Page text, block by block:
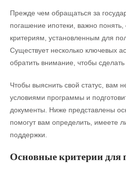
Прежде чем обращаться за
погашение ипотеки, важно понять,
критериям, установленным для
Существует несколько ключевых
обратить внимание, чтобы
Чтобы выяснить свой статус, вам
условиями программы и
документы. Ниже представлены
помогут вам определить, имеете
поддержки.
Основные критерии для